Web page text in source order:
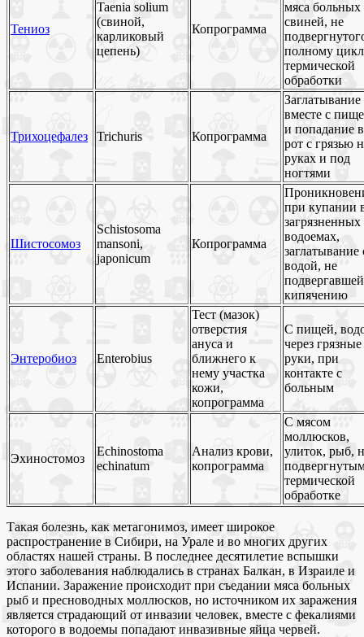
Тениоз
Taenia solium
(свиной,
карликовый
цепень)
Копрограмма
мяса больных
свиней, не
полному
термической
обработки
Трихоцефалез Trichuris Копрограмма
Заглатывание
вместе с
и попадание в
рот с грязью
руках и под
ногтями
Шистосомоз
Schistosoma
mansoni,
japonicum
Копрограмма
при купании
загрязненных
водоемах,
заглатывание
водой, не
кипячению
Энтеробиоз Enterobius
Тест (мазок)
отверстия
ануса и
ближнего к
нему участка
кожи,
копрограмма
С пищей,
через грязные
руки, при
контакте с
больным
Эхиностомоз
Echinostoma
echinatum
Анализ крови,
копрограмма
С мясом
моллюсков,
улиток, рыб,
термической
обработке
Такая болезнь, как метагонимоз, имеет широкое
распространение в Сибири, на Урале и во многих других
областях нашей страны. В последнее десятилетие вспышки
этого заболевания наблюдались в странах Балкан, в Израиле и
Испании. Заражение происходит при съедании мяса больных
рыб и пресноводных моллюсков, но источником их заражения
является страдающий от инвазии человек, вместе с фекалиями
которого в водоемы попадают инвазивные яйца червей.